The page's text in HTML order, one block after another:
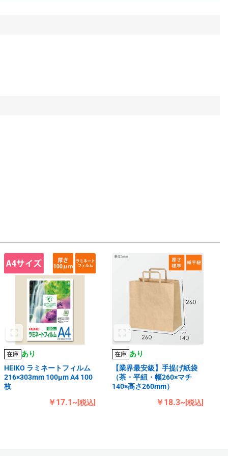
在庫 あり
HEIKO ラミネートフィルム
216×303mm 100μm A4 100
枚
￥17.1~[税込]
在庫 あり
【業界最安級】手提げ紙袋
（茶・平紐・幅260×マチ
140×高さ260mm）
￥18.3~[税込]